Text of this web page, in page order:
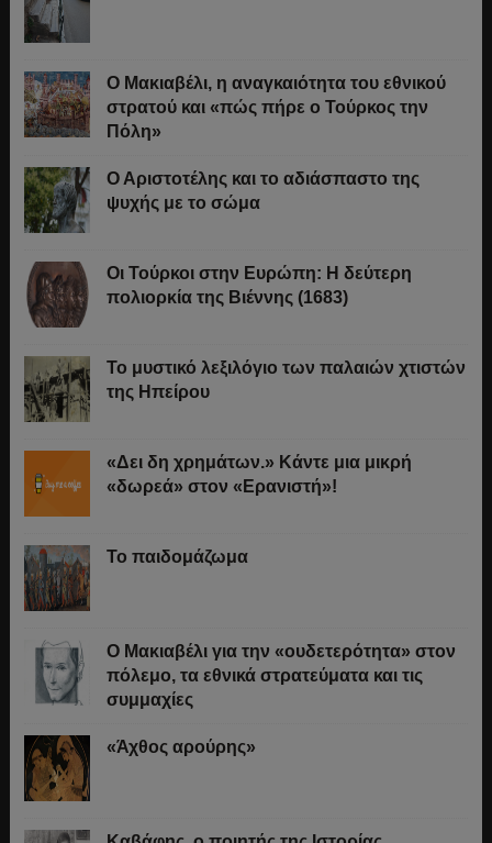
Ο Μακιαβέλι, η αναγκαιότητα του εθνικού
στρατού και «πώς πήρε ο Τούρκος την
Πόλη»
Ο Αριστοτέλης και το αδιάσπαστο της
ψυχής με το σώμα
Οι Τούρκοι στην Ευρώπη: Η δεύτερη
πολιορκία της Βιέννης (1683)
Το μυστικό λεξιλόγιο των παλαιών χτιστών
της Ηπείρου
«Δει δη χρημάτων.» Κάντε μια μικρή
«δωρεά» στον «Ερανιστή»!
Το παιδομάζωμα
O Μακιαβέλι για την «ουδετερότητα» στον
πόλεμο, τα εθνικά στρατεύματα και τις
συμμαχίες
«Άχθος αρούρης»